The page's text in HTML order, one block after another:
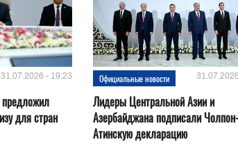
31.07.2026 - 19:23
для стран
Официальные новости
Лидеры Центральной Азии и
Азербайджана подписали Чолпон-
Атинскую декларацию